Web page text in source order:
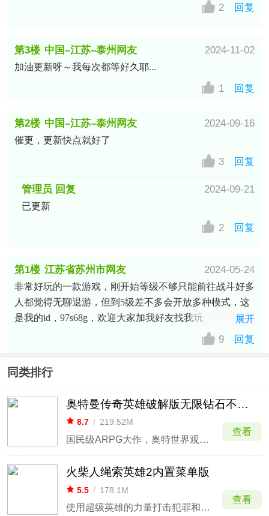
2 回复
第3楼 中国–江苏–泰州网友 2024-11-02
加油更新呀～我每次都等好久耶...
1 回复
第2楼 中国–江苏–泰州网友 2024-09-16
催更，更新快点就好了
3 回复
管理员 回复 2024-09-21
已更新
2 回复
第1楼 江苏省苏州市网友 2024-05-24
非常好玩的一款游戏，刚开始等级不够只能前往战斗好多
人都觉得无聊退游，但到5级差不多会开放多种模式，这
是我的id，97s68g，欢迎大家加我好友找我玩
展开
9 回复
同类排行
奥特曼传奇英雄破解版无限钻石不用登录
8.7 / 219.52M
国民级ARPG大作，奥特世界观完美还原
查看
火柴人绳索英雄2内置菜单版
5.5 / 178.1M
使用超级英雄的力量打击犯罪和邪恶
查看